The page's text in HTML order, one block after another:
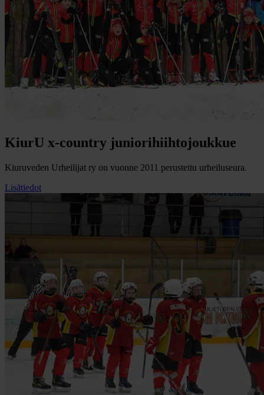
KiurU x-country juniorihiihtojoukkue
Kiuruveden Urheilijat ry on vuonne 2011 perustettu urheiluseura.
Lisätiedot